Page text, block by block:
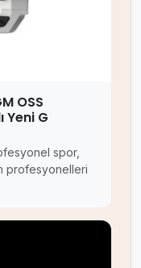
OSS
Yeni G
spor,
profesyonelleri